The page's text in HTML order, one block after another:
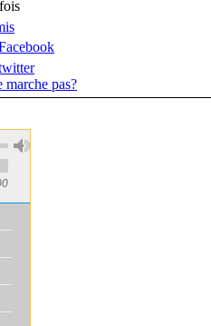
marche pas?